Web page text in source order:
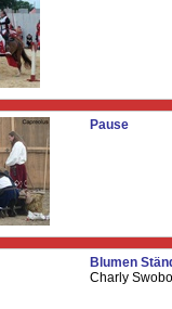
Pause
Blumen
Charly